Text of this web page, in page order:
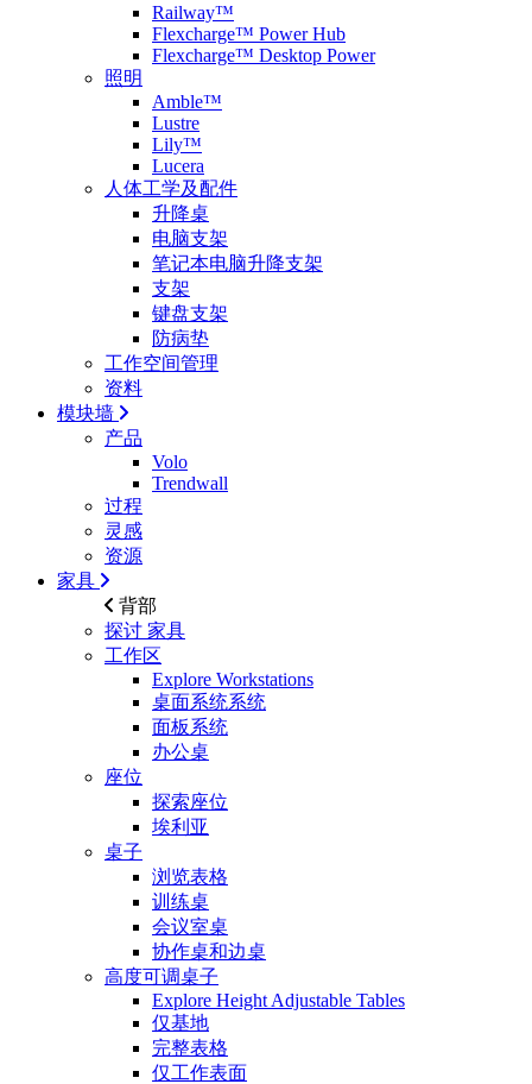
Railway™
Flexcharge™ Power Hub
Flexcharge™ Desktop Power
照明
Amble™
Lustre
Lily™
Lucera
人体工学及配件
升降桌
电脑支架
笔记本电脑升降支架
支架
键盘支架
防病垫
工作空间管理
资料
模块墙
产品
Volo
Trendwall
过程
灵感
资源
家具
背部
探讨 家具
工作区
Explore Workstations
桌面系统系统
面板系统
办公桌
座位
探索座位
埃利亚
桌子
浏览表格
训练桌
会议室桌
协作桌和边桌
高度可调桌子
Explore Height Adjustable Tables
仅基地
完整表格
仅工作表面